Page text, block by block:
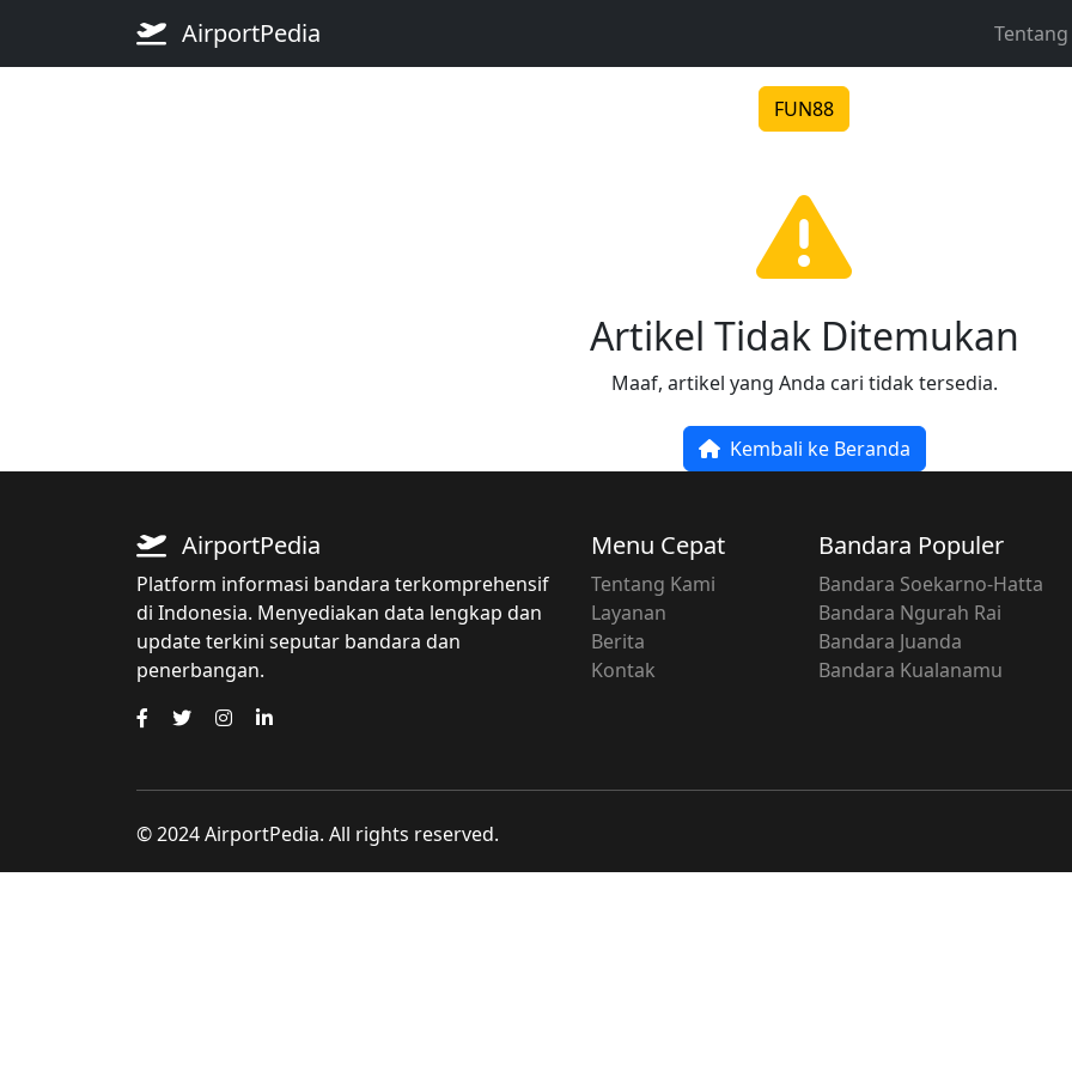
AirportPedia
FUN88
Artikel Tidak Ditemukan
Maaf, artikel yang Anda cari tidak tersedia.
Kembali ke Beranda
AirportPedia
Platform informasi bandara terkomprehensif
di Indonesia. Menyediakan data lengkap dan
update terkini seputar bandara dan
penerbangan.
Menu Cepat
Tentang Kami
Layanan
Berita
Kontak
Bandara Populer
Bandara Soekarno-Hatta
Bandara Ngurah Rai
Bandara Juanda
Bandara Kualanamu
© 2024 AirportPedia. All rights reserved.